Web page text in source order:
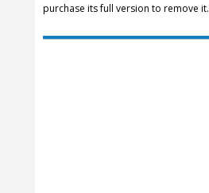
purchase its full version to remove it.